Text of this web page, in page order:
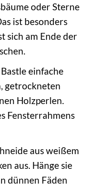
oder Sterne
ist besonders
sich am Ende der
Bastle einfache
getrockneten
Holzperlen.
Fensterrahmens
aus weißem
aus. Hänge sie
dünnen Fäden